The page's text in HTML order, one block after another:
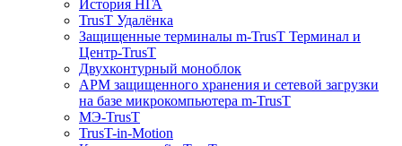
История НГА
TrusT Удалёнка
Защищенные терминалы m-TrusT Терминал и
Центр-TrusT
Двухконтурный моноблок
АРМ защищенного хранения и сетевой загрузки
на базе микрокомпьютера m-TrusT
МЭ-TrusT
TrusT-in-Motion